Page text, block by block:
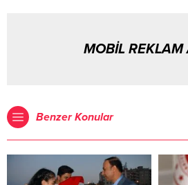
MOBİL REKLAM
Benzer Konular